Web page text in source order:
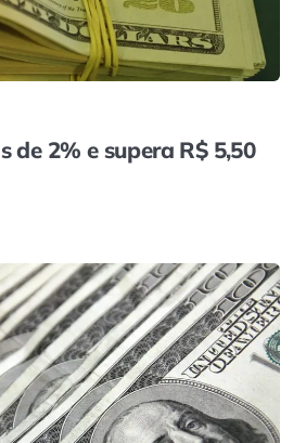
de 2% e supera R$ 5,50